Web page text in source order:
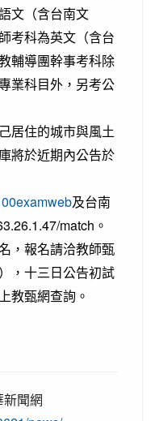
文（含台南文
考科為英文（含台
輔導團幹事考科除
業科目外，另考公
居住的城市與風土
將於近期內公告於
及台南
match。
，報名請洽教師甄
，十三日公告初試
教甄網查詢。
聞網